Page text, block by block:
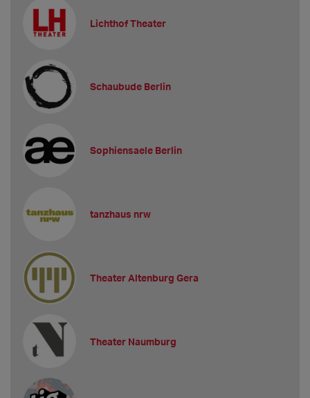
Lichthof Theater
Schaubude Berlin
Sophiensaele Berlin
tanzhaus nrw
Theater Altenburg Gera
Theater Naumburg